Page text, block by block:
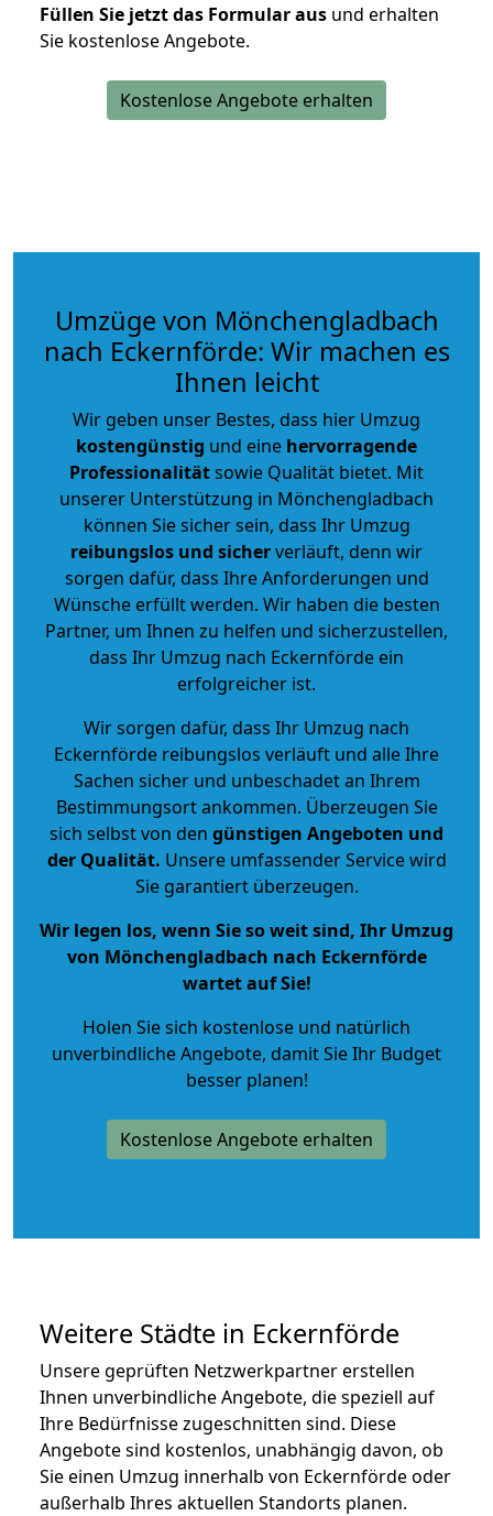
Füllen Sie jetzt das Formular aus und erhalten
Sie kostenlose Angebote.
Kostenlose Angebote erhalten
Umzüge von Mönchengladbach
nach Eckernförde: Wir machen es
Ihnen leicht
Wir geben unser Bestes, dass hier Umzug
kostengünstig und eine hervorragende
Professionalitätsowie Qualität bietet. Mit
unserer Unterstützung in Mönchengladbach
können Sie sicher sein, dass Ihr Umzug
reibungslos und sicherverläuft, denn wir
sorgen dafür, dass Ihre Anforderungen und
Wünsche erfüllt werden. Wir haben die besten
Partner, um Ihnen zu helfen und sicherzustellen,
dass Ihr Umzug nach Eckernförde ein
erfolgreicher ist.
Wir sorgen dafür, dass Ihr Umzug nach
Eckernförde reibungslos verläuft und alle Ihre
Sachen sicher und unbeschadet an Ihrem
Bestimmungsort ankommen. Überzeugen Sie
sich selbst von den günstigen Angeboten und
der Qualität. Unsere umfassender Service wird
Sie garantiert überzeugen.
Wir legen los, wenn Sie so weit sind, Ihr Umzug
von Mönchengladbach nach Eckernförde
wartet auf Sie!
Holen Sie sich kostenlose und natürlich
unverbindliche Angebote, damit Sie Ihr Budget
besser planen!
Kostenlose Angebote erhalten
Weitere Städte in Eckernförde
Unsere geprüften Netzwerkpartner erstellen
Ihnen unverbindliche Angebote, die speziell auf
Ihre Bedürfnisse zugeschnitten sind. Diese
Angebote sind kostenlos, unabhängig davon, ob
Sie einen Umzug innerhalb von Eckernförde oder
außerhalb Ihres aktuellen Standorts planen.